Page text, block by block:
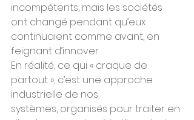
incompétents, mais les sociétés
ont changé pendant qu’eux
continuaient comme avant, en
feignant d’innover.
En réalité, ce qui « craque de
partout », c’est une approche
industrielle de nos
systèmes, organisés pour traiter en